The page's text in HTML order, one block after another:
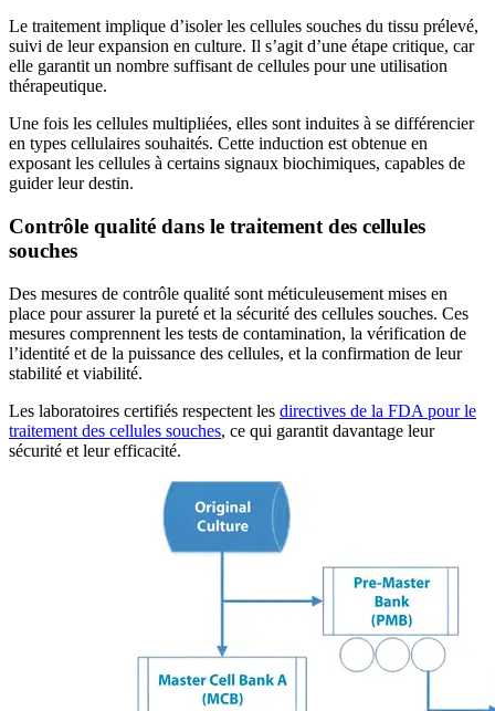
Le traitement implique d’isoler les cellules souches du tissu prélevé,
suivi de leur expansion en culture. Il s’agit d’une étape critique, car
elle garantit un nombre suffisant de cellules pour une utilisation
thérapeutique.
Une fois les cellules multipliées, elles sont induites à se différencier
en types cellulaires souhaités. Cette induction est obtenue en
exposant les cellules à certains signaux biochimiques, capables de
guider leur destin.
Contrôle qualité dans le traitement des cellules
souches
Des mesures de contrôle qualité sont méticuleusement mises en
place pour assurer la pureté et la sécurité des cellules souches. Ces
mesures comprennent les tests de contamination, la vérification de
l’identité et de la puissance des cellules, et la confirmation de leur
stabilité et viabilité.
Les laboratoires certifiés respectent les directives de la FDA pour le
traitement des cellules souches, ce qui garantit davantage leur
sécurité et leur efficacité.